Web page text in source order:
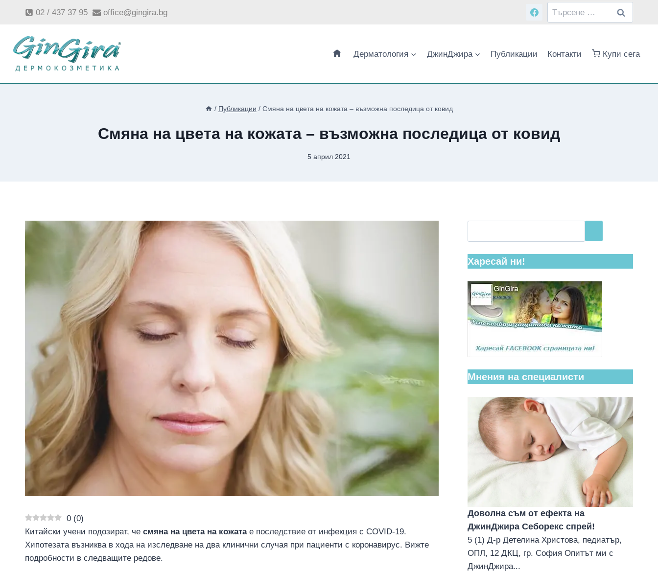
съдържанието
02 / 437 37 95 office@gingira.bg
Търсене
за:
Дерматология ДжинДжира Публикации Контакти Купи сега
/ Публикации / Смяна на цвета на кожата – възможнa последица от ковид
Смяна на цвета на кожата – възможнa последица от ковид
5 април 2021
0 (0)
Китайски учени подозират, че смяна на цвета на кожатае последствие от инфекция с COVID-19.
Хипотезата възниква в хода на изследване на два клинични случая при пациенти с коронавирус. Вижте
подробности в следващите редове.
Харесай ни!
Мнения на специалисти
Доволна съм от ефекта на
ДжинДжира Себорекс спрей!
5 (1) Д-р Детелина Христова, педиатър,
ОПЛ, 12 ДКЦ, гр. София Опитът ми с
ДжинДжира...